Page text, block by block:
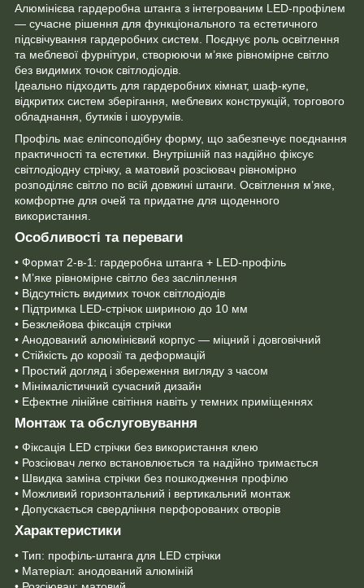
Алюмінієва гардеробна штанга з інтегрованим LED-профілем
— сучасне рішення для функціонального та естетичного
підсвічування гардеробних систем. Поєднує роль освітлення
та меблевої фурнітури, створюючи м’яке рівномірне світло
без видимих точок світлодіодів.
Ідеально підходить для гардеробних кімнат, шаф-купе,
відкритих систем зберігання, меблевих конструкцій, торгового
обладнання, бутиків і шоурумів.
Профіль має еліпсоподібну форму, що забезпечує поєднання
практичності та естетики. Внутрішній паз надійно фіксує
світлодіодну стрічку, а матовий розсіювач рівномірно
розподіляє світло по всій довжині штанги. Освітлення м’яке,
комфортне для очей та придатне для щоденного
використання.
Особливості та переваги
• Формат 2-в-1: гардеробна штанга + LED-профіль
• М’яке рівномірне світло без засліплення
• Відсутність видимих точок світлодіодів
• Підтримка LED-стрічок шириною до 10 мм
• Безклейова фіксація стрічки
• Анодований алюмінієвий корпус — міцний і довговічний
• Стійкість до корозії та деформацій
• Простий догляд і збереження вигляду з часом
• Мінімалістичний сучасний дизайн
• Ефектне лінійне світіння навіть у темних приміщеннях
Монтаж та обслуговування
• Фіксація LED стрічки без використання клею
• Розсіювач легко встановлюється та надійно тримається
• Швидка заміна стрічки без пошкодження профілю
• Можливий горизонтальний і вертикальний монтаж
• Допускається свердління перфорованих отворів
Характеристики
• Тип: профіль-штанга для LED стрічки
• Матеріал: анодований алюміній